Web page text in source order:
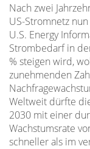
Nach zwei
US-Stromnetz
U.S. Energy
Strombedarf in
% steigen wird,
zunehmenden
Weltweit dürfte
2030 mit einer
Wachstumsrate
schneller als im